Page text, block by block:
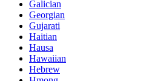
Galician
Georgian
Gujarati
Haitian
Hausa
Hawaiian
Hebrew